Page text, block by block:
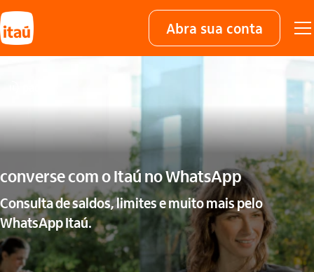
Abra sua conta
converse com o Itaú no WhatsApp
Consulta de saldos, limites e muito mais pelo
WhatsApp Itaú.